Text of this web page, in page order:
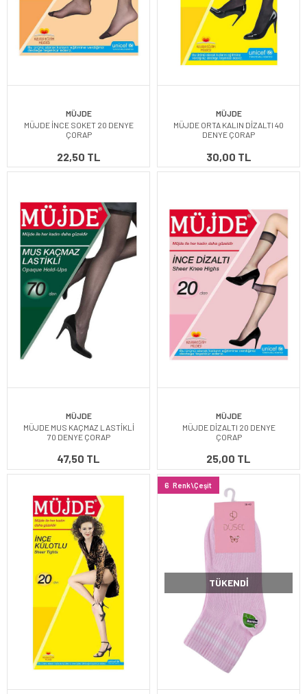
MÜJDE
MÜJDE İNCE SOKET 20 DENYE
ÇORAP
22,50 TL
MÜJDE
MÜJDE ORTA KALIN DİZALTI 40
DENYE ÇORAP
30,00 TL
MÜJDE
MÜJDE MUS KAÇMAZ LASTİKLİ
70 DENYE ÇORAP
47,50 TL
MÜJDE
MÜJDE DİZALTI 20 DENYE
ÇORAP
25,00 TL
6 Renk\Çeşit
TÜKENDI